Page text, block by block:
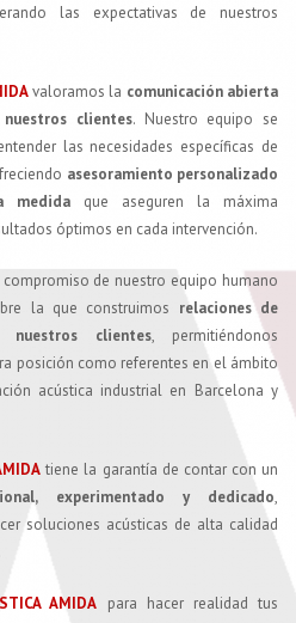
las expectativas de nuestros
valoramos la comunicación abierta
clientes. Nuestro equipo se
las necesidades específicas de
asesoramiento personalizado
medida que aseguren la máxima
óptimos en cada intervención.
de nuestro equipo humano
la que construimos relaciones de
nuestros clientes, permitiéndonos
posición como referentes en el ámbito
acústica industrial en Barcelona y
tiene la garantía de contar con un
experimentado y dedicado,
soluciones acústicas de alta calidad
AMIDA para hacer realidad tus